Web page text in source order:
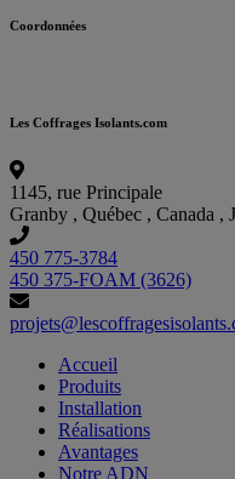
Coordonnées
Les Coffrages Isolants.com
1145, rue Principale
Granby , Québec , Canada ,
450 775-3784
450 375-FOAM (3626)
Accueil
Produits
Installation
Réalisations
Avantages
Notre ADN